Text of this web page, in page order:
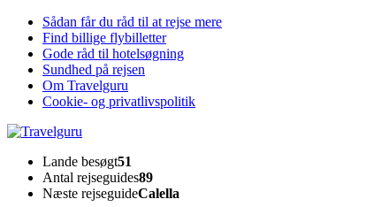
Sådan får du råd til at rejse mere
Find billige flybilletter
Gode råd til hotelsøgning
Sundhed på rejsen
Om Travelguru
Cookie- og privatlivspolitik
TravelguruLande besøgt51
Antal rejseguides89
Næste rejseguideCalella